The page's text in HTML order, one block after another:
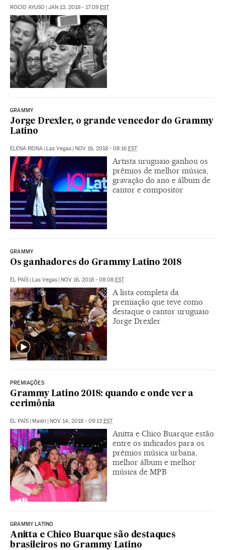
ROCÍO AYUSO | JAN 13, 2019 - 17:09 EST
GRAMMY
Jorge Drexler, o grande vencedor do Grammy
Latino
ELENA REINA | Las Vegas | NOV 16, 2018 - 08:16 EST
Artista uruguaio ganhou os
prêmios de melhor música,
gravação do ano e álbum de
cantor e compositor
GRAMMY
Os ganhadores do Grammy Latino 2018
EL PAÍS | Las Vegas | NOV 16, 2018 - 08:08 EST
A lista completa da
premiação que teve como
destaque o cantor uruguaio
Jorge Drexler
PREMIAÇÕES
Grammy Latino 2018: quando e onde ver a
cerimônia
EL PAÍS | Madri | NOV 14, 2018 - 09:13 EST
Anitta e Chico Buarque estão
entre os indicados para os
prêmios música urbana,
melhor álbum e melhor
música de MPB
GRAMMY LATINO
Anitta e Chico Buarque são destaques
brasileiros no Grammy Latino